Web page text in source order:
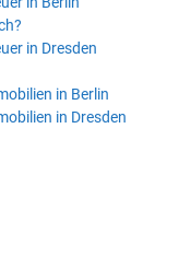
in Dresden
in Berlin
in Dresden